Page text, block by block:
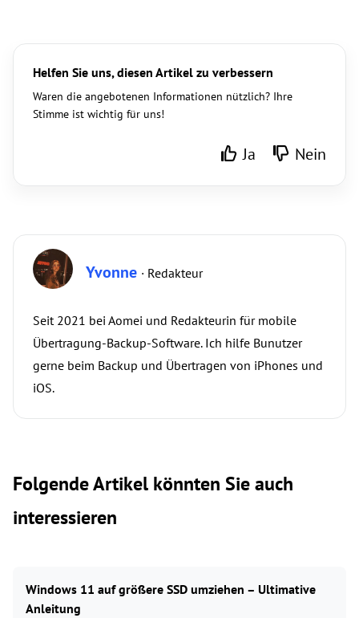
Helfen Sie uns, diesen Artikel zu verbessern
Waren die angebotenen Informationen nützlich? Ihre
Stimme ist wichtig für uns!
Ja Nein
Yvonne · Redakteur
Seit 2021 bei Aomei und Redakteurin für mobile
Übertragung-Backup-Software. Ich hilfe Bunutzer
gerne beim Backup und Übertragen von iPhones und
iOS.
Folgende Artikel könnten Sie auch
interessieren
Windows 11 auf größere SSD umziehen – Ultimative
Anleitung